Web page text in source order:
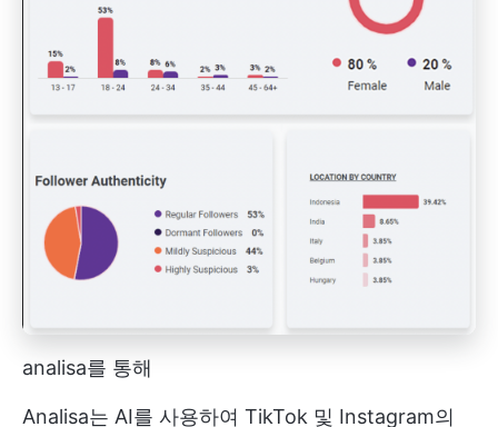
analisa를 통해
Analisa는 AI를 사용하여 TikTok 및 Instagram의